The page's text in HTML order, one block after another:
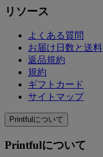
リソース
よくある質問
お届け日数と送料
返品規約
規約
ギフトカード
サイトマップ
Printfulについて
Printfulについて